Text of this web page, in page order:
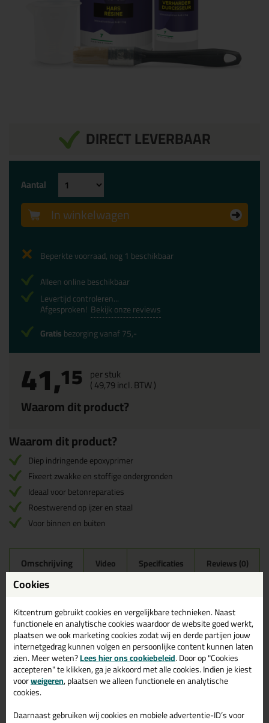
DIRECT LEVERBAAR
41,15 per stuk
(49,79incl. BTW )
Waarom dit product?
Aantal
In winkelwagen
Beperkte voorraad, nog 1 beschikbaar
Alleen online beschikbaar
Levertijd controleren...
Afgesproken! Bekijk onze reviews
Gratisbezorging vanaf 75,-
Waarom dit product?
Diep indringende epoxyprimer
Fixeert zwakke en stoffige ondergronden
Ideaal voor betonreparaties
Roestwerend op ijzer en staal
Voor binnen en buiten
Omschrijving Video Specificaties Reviews (0)
Tec7 Poxy Primer 1kg –
Ondergrondversterker
De Poxy Primer van Tec7 is een professionele 2-componenten
epoxyprimer die zwakke, poreuze en poederige ondergronden
versterkt en beschermt. De primer dringt diep in de ondergrond,
fixeert losse deeltjes en zorgt voor een sterke hechting van
lijmen, kitten, mortels en coatings. Daarnaast beschermt Poxy
Primer metaal tegen roest en is het geschikt voor zowel binnen-
als buitentoepassingen.
Cookies
Kitcentrum gebruikt cookies en vergelijkbare technieken. Naast
functionele en analytische cookies waardoor de website goed werkt,
plaatsen we ook marketing cookies zodat wij en derde partijen jouw
internetgedrag kunnen volgen en persoonlijke content kunnen laten
zien. Meer weten?Lees hier ons cookiebeleid. Door op "Cookies
accepteren" te klikken, ga je akkoord met alle cookies. Indien je kiest
voorweigeren, plaatsen we alleen functionele en analytische
cookies.
Daarnaast gebruiken wij cookies en mobiele advertentie-ID’s voor